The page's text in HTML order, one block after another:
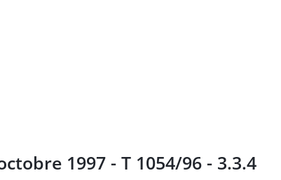
1997 - T 1054/96 - 3.3.4